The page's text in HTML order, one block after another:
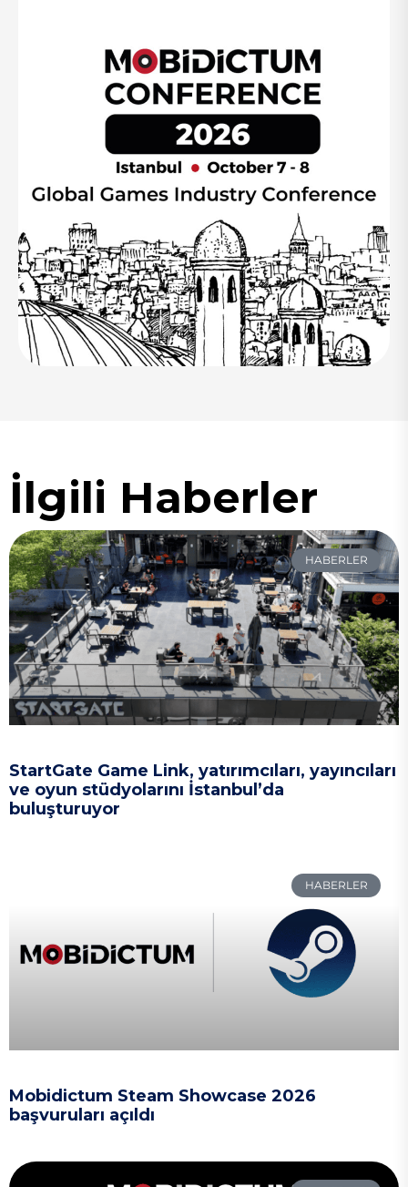
İlgili Haberler
HABERLER
StartGate Game Link, yatırımcıları, yayıncıları
ve oyun stüdyolarını İstanbul’da
buluşturuyor
HABERLER
Mobidictum Steam Showcase 2026
başvuruları açıldı